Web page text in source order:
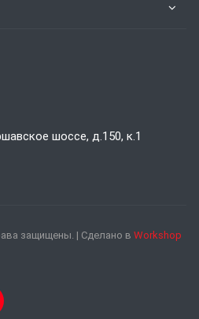
шоссе, д.150, к.1
защищены. | Сделано в Workshop